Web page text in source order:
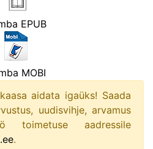
EPUB
MOBI
aidata igaüks! Saada
uudisvihje, arvamus
toimetuse aadressile
.